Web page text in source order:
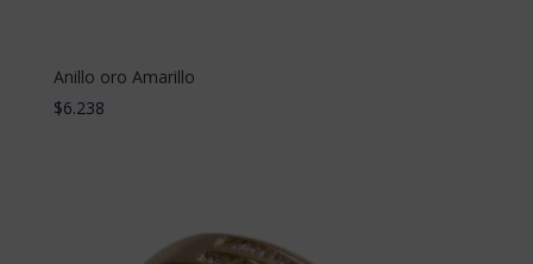
Anillo oro Amarillo
$6.238